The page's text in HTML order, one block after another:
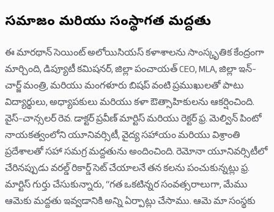
సమాజం మరియు సంస్థాగత మద్దతు
ఈ మారథాన్ సెయింట్ అలోయిసియస్ కళాశాలను సాంస్కృతిక కేంద్రంగా
మార్చింది, డిప్యూటీ కమిషనర్, జిల్లా పంచాయత్ CEO, MLA, జిల్లా ఇన్-
చార్జ్ మంత్రి, మరియు మంగళూరు బిషప్ వంటి ప్రముఖులతో పాటు
విద్యార్థులు, అధ్యాపకులు మరియు కళా ఔత్సాహికులను ఆకర్షించింది.
వైస్-చాన్సలర్ రెవ. డాక్టర్ ప్రవీణ్ మార్టిస్ మరియు రెక్టర్ ఫ్ర. మెల్విన్ పింటో
నాయకత్వంలోని యూనివర్సిటీ, వైద్య సహాయం మరియు విశ్రాంతి
ప్రదేశాలతో సహా సమగ్ర మద్దతును అందించింది. రెమోనా యూనివర్సిటీలో
చేరినప్పుడు వరల్డ్ రికార్డ్ సెట్ చేయాలనే తన కలను పంచుకున్నట్లు ఫ్ర.
మార్టిస్ గుర్తు చేసుకున్నారు, “గత ఒకటిన్నర సంవత్సరాలుగా, మేము
ఆమెకు మద్దతు ఇవ్వడానికి అన్ని ఏర్పాట్లు చేసాము. ఆమె మా సంస్థకు